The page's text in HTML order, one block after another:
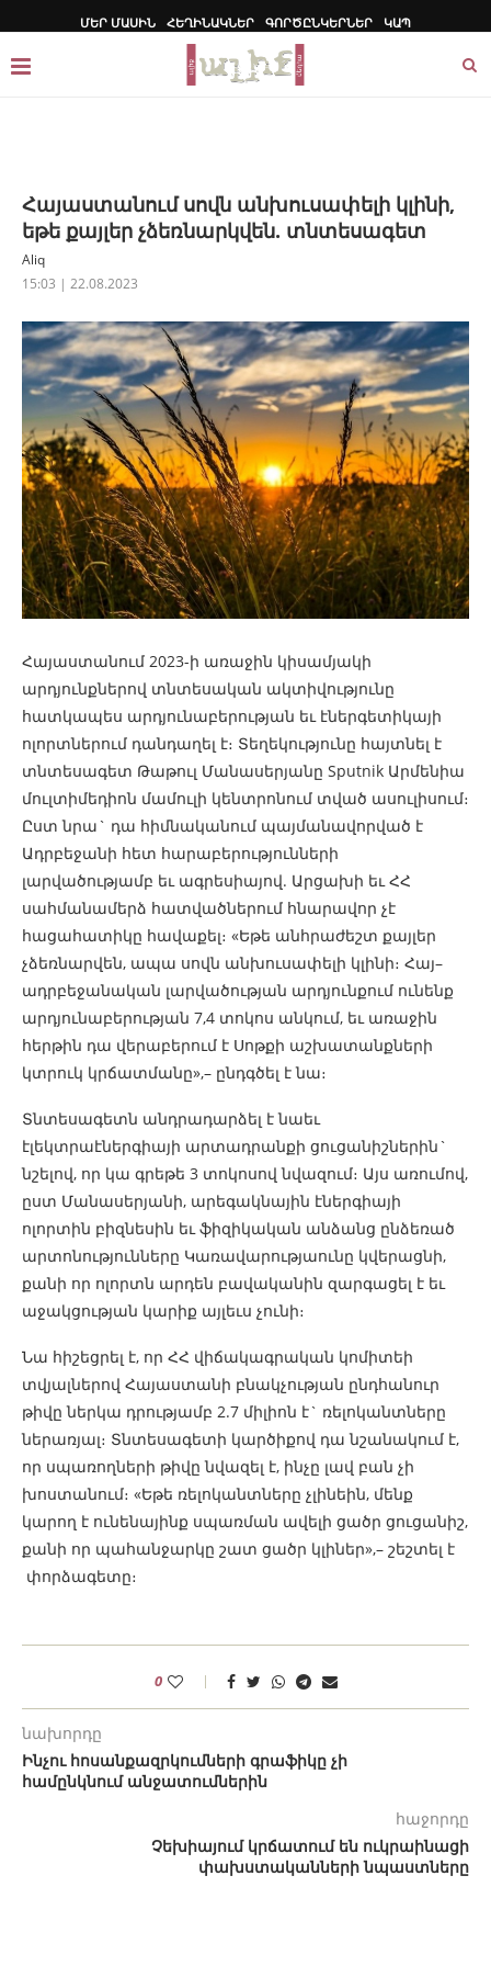
ՄԵՐ ՄԱՍԻՆ ՀԵՂԻՆԱԿՆԵՐ ԳՈՐԾԸՆԿԵՐՆԵՐ ԿԱՊ
Հայաստանում սովն անխուսափելի կլինի,
եթե քայլեր չձեռնարկվեն. տնտեսագետ
Aliq
15:03 | 22.08.2023
Հայաստանում 2023-ի առաջին կիսամյակի
արդյունքներով տնտեսական ակտիվությունը
հատկապես արդյունաբերության եւ էներգետիկայի
ոլորտներում դանդաղել է։ Տեղեկությունը հայտնել է
տնտեսագետ Թաթուլ Մանասերյանը Sputnik Արմենիա
մուլտիմեդիոն մամուլի կենտրոնում տված ասուլիսում։
Ըստ նրա` դա հիմնականում պայմանավորված է
Ադրբեջանի հետ հարաբերությունների
լարվածությամբ եւ ագրեսիայով. Արցախի եւ ՀՀ
սահմանամերձ հատվածներում հնարավոր չէ
հացահատիկը հավաքել։ «Եթե անհրաժեշտ քայլեր
չձեռնարվեն, ապա սովն անխուսափելի կլինի։ Հայ–
ադրբեջանական լարվածության արդյունքում ունենք
արդյունաբերության 7,4 տոկոս անկում, եւ առաջին
հերթին դա վերաբերում է Սոթքի աշխատանքների
կտրուկ կրճատմանը»,– ընդգծել է նա։
Տնտեսագետն անդրադարձել է նաեւ
էլեկտրաէներգիայի արտադրանքի ցուցանիշներին`
նշելով, որ կա գրեթե 3 տոկոսով նվազում։ Այս առումով,
ըստ Մանասերյանի, արեգակնային էներգիայի
ոլորտին բիզնեսին եւ ֆիզիկական անձանց ընձեռած
արտոնությունները Կառավարությաունը կվերացնի,
քանի որ ոլորտն արդեն բավականին զարգացել է եւ
աջակցության կարիք այլեւս չունի։
Նա հիշեցրել է, որ ՀՀ վիճակագրական կոմիտեի
տվյալներով Հայաստանի բնակչության ընդհանուր
թիվը ներկա դրությամբ 2.7 միլիոն է` ռելոկանտները
ներառյալ։ Տնտեսագետի կարծիքով դա նշանակում է,
որ սպառողների թիվը նվազել է, ինչը լավ բան չի
խոստանում։ «Եթե ռելոկանտները չլինեին, մենք
կարող է ունենայինք սպառման ավելի ցածր ցուցանիշ,
քանի որ պահանջարկը շատ ցածր կլիներ»,– շեշտել է
փորձագետը։
0
նախորդը
Ինչու հոսանքազրկումների գրաֆիկը չի
համընկնում անջատումներին
հաջորդը
Չեխիայում կրճատում են ուկրաինացի
փախստականների նպաստները